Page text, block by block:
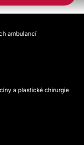
ambulancí
a plastické chirurgie